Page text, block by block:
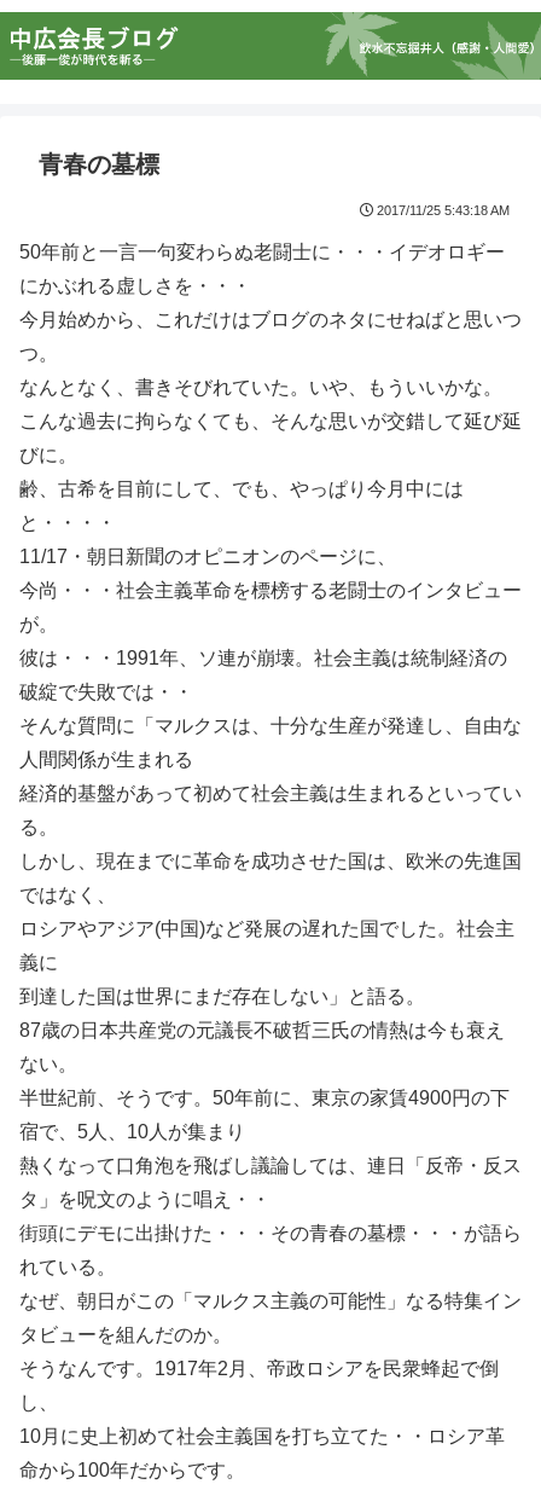
青春の墓標
2017/11/25 5:43:18 AM
50年前と一言一句変わらぬ老闘士に・・・イデオロギー
にかぶれる虚しさを・・・
今月始めから、これだけはブログのネタにせねばと思いつ
つ。
なんとなく、書きそびれていた。いや、もういいかな。
こんな過去に拘らなくても、そんな思いが交錯して延び延
びに。
齢、古希を目前にして、でも、やっぱり今月中には
と・・・・
11/17・朝日新聞のオピニオンのページに、
今尚・・・社会主義革命を標榜する老闘士のインタビュー
が。
彼は・・・1991年、ソ連が崩壊。社会主義は統制経済の
破綻で失敗では・・
そんな質問に「マルクスは、十分な生産が発達し、自由な
人間関係が生まれる
経済的基盤があって初めて社会主義は生まれるといってい
る。
しかし、現在までに革命を成功させた国は、欧米の先進国
ではなく、
ロシアやアジア(中国)など発展の遅れた国でした。社会主
義に
到達した国は世界にまだ存在しない」と語る。
87歳の日本共産党の元議長不破哲三氏の情熱は今も衰え
ない。
半世紀前、そうです。50年前に、東京の家賃4900円の下
宿で、5人、10人が集まり
熱くなって口角泡を飛ばし議論しては、連日「反帝・反ス
タ」を呪文のように唱え・・
街頭にデモに出掛けた・・・その青春の墓標・・・が語ら
れている。
なぜ、朝日がこの「マルクス主義の可能性」なる特集イン
タビューを組んだのか。
そうなんです。1917年2月、帝政ロシアを民衆蜂起で倒
し、
10月に史上初めて社会主義国を打ち立てた・・ロシア革
命から100年だからです。